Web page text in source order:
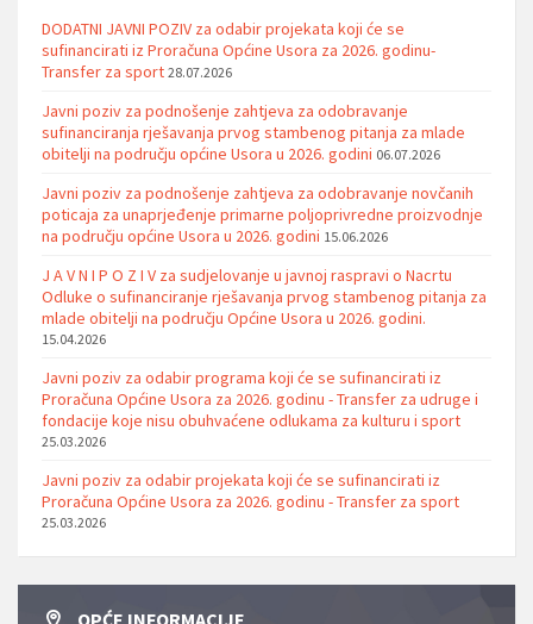
DODATNI JAVNI POZIV za odabir projekata koji će se
sufinancirati iz Proračuna Općine Usora za 2026. godinu-
Transfer za sport 28.07.2026
Javni poziv za podnošenje zahtjeva za odobravanje
sufinanciranja rješavanja prvog stambenog pitanja za mlade
obitelji na području općine Usora u 2026. godini 06.07.2026
Javni poziv za podnošenje zahtjeva za odobravanje novčanih
poticaja za unaprjeđenje primarne poljoprivredne proizvodnje
na području općine Usora u 2026. godini 15.06.2026
J A V N I P O Z I V za sudjelovanje u javnoj raspravi o Nacrtu
Odluke o sufinanciranje rješavanja prvog stambenog pitanja za
mlade obitelji na području Općine Usora u 2026. godini.
15.04.2026
Javni poziv za odabir programa koji će se sufinancirati iz
Proračuna Općine Usora za 2026. godinu - Transfer za udruge i
fondacije koje nisu obuhvaćene odlukama za kulturu i sport
25.03.2026
Javni poziv za odabir projekata koji će se sufinancirati iz
Proračuna Općine Usora za 2026. godinu - Transfer za sport
25.03.2026
OPĆE INFORMACIJE